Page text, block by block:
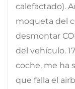
calefactado).
moqueta del
desmontar
del vehículo.
coche, me ha
que falla el